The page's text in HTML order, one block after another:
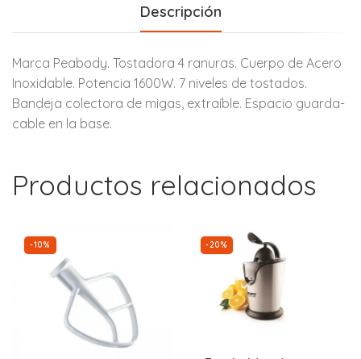
Descripción
Marca Peabody. Tostadora 4 ranuras. Cuerpo de Acero
Inoxidable. Potencia 1600W. 7 niveles de tostados.
Bandeja colectora de migas, extraíble. Espacio guarda-
cable en la base.
Productos relacionados
-10% -20%